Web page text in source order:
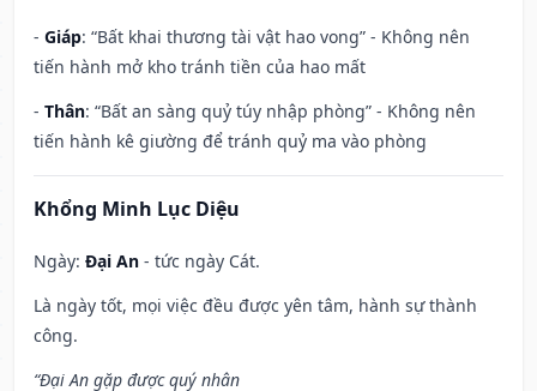
- Giáp: “Bất khai thương tài vật hao vong” - Không nên
tiến hành mở kho tránh tiền của hao mất
- Thân: “Bất an sàng quỷ túy nhập phòng” - Không nên
tiến hành kê giường để tránh quỷ ma vào phòng
Khổng Minh Lục Diệu
Ngày: Đại An - tức ngày Cát.
Là ngày tốt, mọi việc đều được yên tâm, hành sự thành
công.
“Đại An gặp được quý nhân